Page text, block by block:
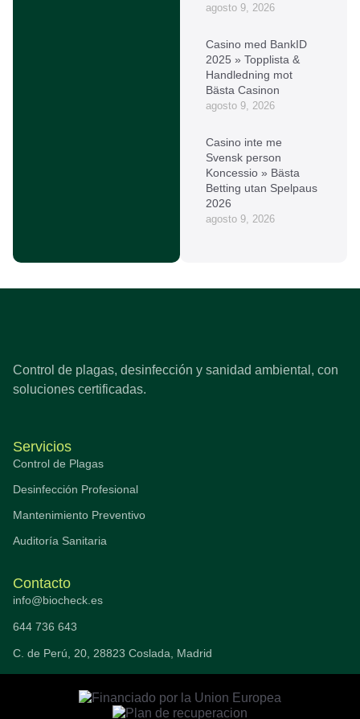
agosto 9, 2026
Casino med BankID
2025 » Topplista &
Handledning mot
Bästa Casinon
agosto 9, 2026
Casino inte me
Svensk person
Koncessio » Bästa
Betting utan Spelpaus
2026
agosto 9, 2026
Control de plagas, desinfección y sanidad ambiental, con
soluciones certificadas.
Servicios
Control de Plagas
Desinfección Profesional
Mantenimiento Preventivo
Auditoría Sanitaria
Contacto
info@biocheck.es
644 736 643
C. de Perú, 20, 28823 Coslada, Madrid